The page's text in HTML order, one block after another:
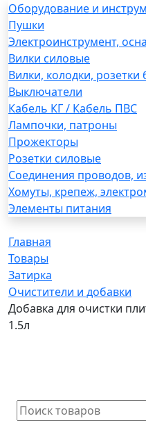
Оборудование и
Пушки
Электроинструмент,
Вилки силовые
Вилки, колодки, розетки
Выключатели
Кабель КГ / Кабель ПВС
Лампочки, патроны
Прожекторы
Розетки силовые
Соединения проводов,
Хомуты, крепеж,
Элементы питания
Главная
Товары
Затирка
Очистители и добавки
Добавка для очистки
1.5л